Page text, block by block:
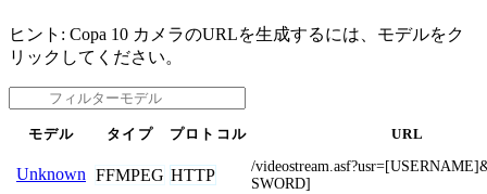
ヒント: Copa 10 カメラのURLを生成するには、モデルをク
リックしてください。
モデル タイプ プロトコル URL
Unknown FFMPEG HTTP
/
SWORD]